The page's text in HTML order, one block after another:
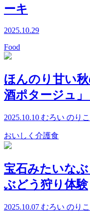
ーキ
2025.10.29
Food
ほんのり甘い
酒ポタージュ」
2025.10.10 むろい のりこ
おいしく介護食
宝石みたいな
ぶどう狩り体験
2025.10.07 むろい のりこ